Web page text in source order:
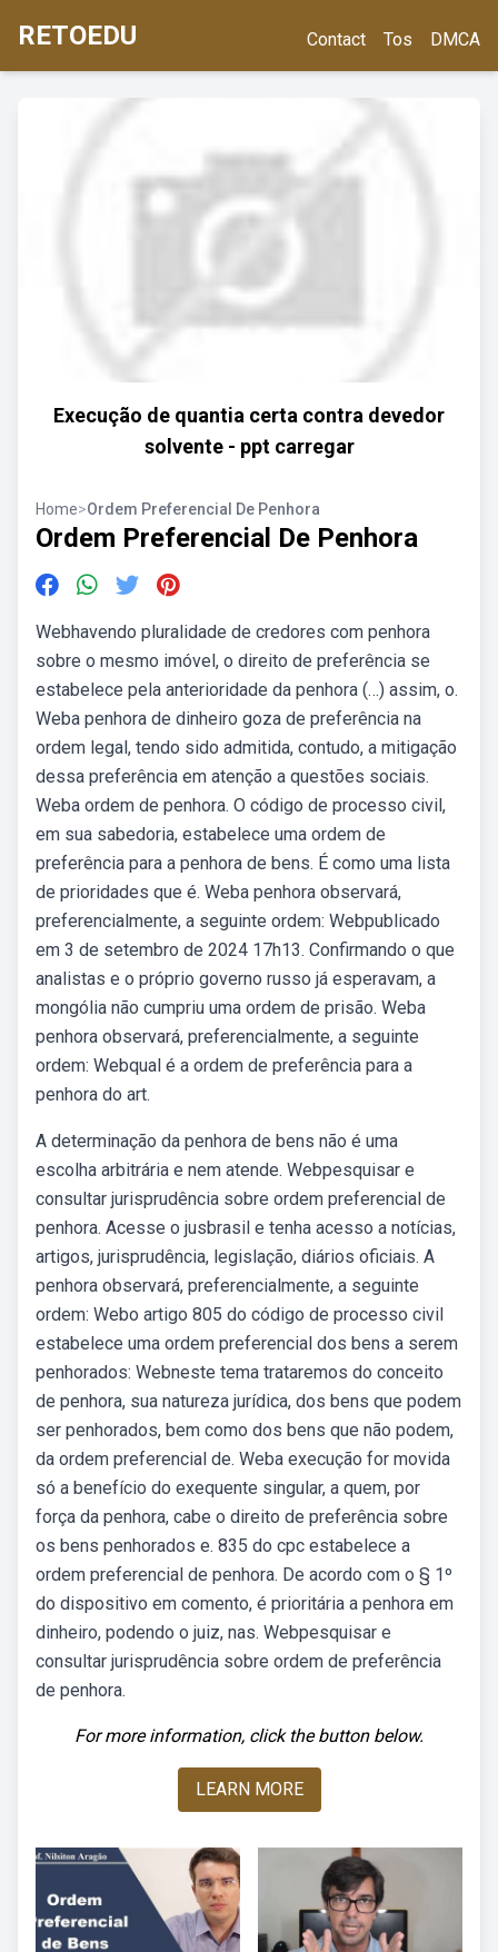
RETOEDU Contact Tos DMCA
Execução de quantia certa contra devedor
solvente - ppt carregar
Home>Ordem Preferencial De Penhora
Ordem Preferencial De Penhora
Webhavendo pluralidade de credores com penhora
sobre o mesmo imóvel, o direito de preferência se
estabelece pela anterioridade da penhora (…) assim, o.
Weba penhora de dinheiro goza de preferência na
ordem legal, tendo sido admitida, contudo, a mitigação
dessa preferência em atenção a questões sociais.
Weba ordem de penhora. O código de processo civil,
em sua sabedoria, estabelece uma ordem de
preferência para a penhora de bens. É como uma lista
de prioridades que é. Weba penhora observará,
preferencialmente, a seguinte ordem: Webpublicado
em 3 de setembro de 2024 17h13. Confirmando o que
analistas e o próprio governo russo já esperavam, a
mongólia não cumpriu uma ordem de prisão. Weba
penhora observará, preferencialmente, a seguinte
ordem: Webqual é a ordem de preferência para a
penhora do art.
A determinação da penhora de bens não é uma
escolha arbitrária e nem atende. Webpesquisar e
consultar jurisprudência sobre ordem preferencial de
penhora. Acesse o jusbrasil e tenha acesso a notícias,
artigos, jurisprudência, legislação, diários oficiais. A
penhora observará, preferencialmente, a seguinte
ordem: Webo artigo 805 do código de processo civil
estabelece uma ordem preferencial dos bens a serem
penhorados: Webneste tema trataremos do conceito
de penhora, sua natureza jurídica, dos bens que podem
ser penhorados, bem como dos bens que não podem,
da ordem preferencial de. Weba execução for movida
só a benefício do exequente singular, a quem, por
força da penhora, cabe o direito de preferência sobre
os bens penhorados e. 835 do cpc estabelece a
ordem preferencial de penhora. De acordo com o § 1º
do dispositivo em comento, é prioritária a penhora em
dinheiro, podendo o juiz, nas. Webpesquisar e
consultar jurisprudência sobre ordem de preferência
de penhora.
For more information, click the button below.
LEARN MORE